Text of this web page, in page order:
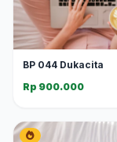
BP 044 Dukacita
Rp 900.000